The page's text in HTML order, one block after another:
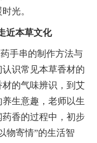
光。
近本草文化
手串的制作方法与
识常见本草香材的
的气味辨识，到艾
生意趣，老师以生
香的过程中，初步
物寄情”的生活智